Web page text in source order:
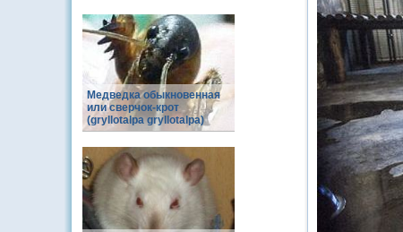
Медведка обыкновенная
или сверчок-крот
(gryllotalpa gryllotalpa)